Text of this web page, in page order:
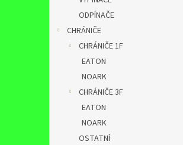
ODPÍNAČE
CHRÁNIČE
CHRÁNIČE 1F
EATON
NOARK
CHRÁNIČE 3F
EATON
NOARK
OSTATNÍ